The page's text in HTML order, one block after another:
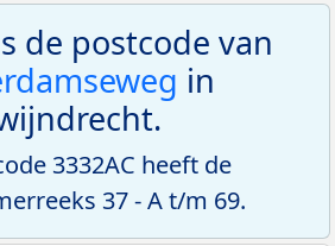
de postcode van
in
3332AC heeft de
37 - A t/m 69.